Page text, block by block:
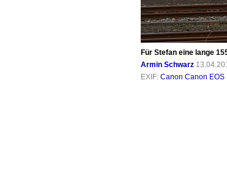
Für Stefan eine lange
Armin Schwarz
EXIF: Canon Canon EOS